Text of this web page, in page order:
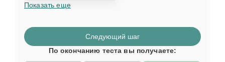
Показать еще
Следующий шаг
По окончанию теста вы получаете: